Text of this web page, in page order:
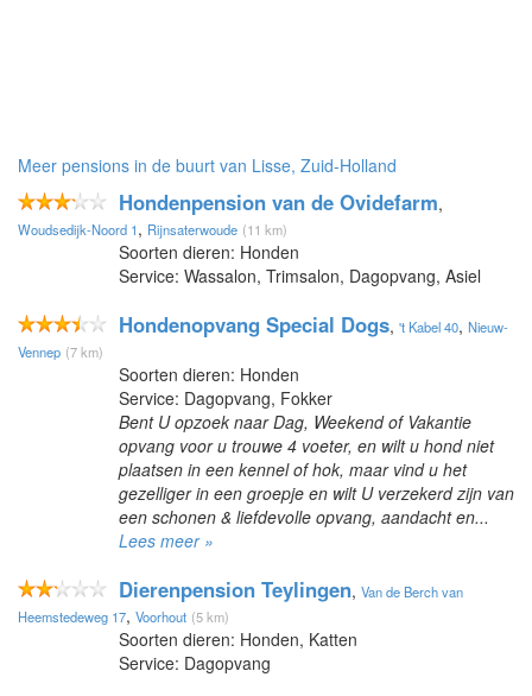
Meer pensions in de buurt van Lisse, Zuid-Holland
Hondenpension van de Ovidefarm,
Woudsedijk-Noord 1, Rijnsaterwoude (11 km)
Soorten dieren: Honden
Service: Wassalon, Trimsalon, Dagopvang, Asiel
Hondenopvang Special Dogs, 't Kabel 40, Nieuw-
Vennep (7 km)
Soorten dieren: Honden
Service: Dagopvang, Fokker
Bent U opzoek naar Dag, Weekend of Vakantie
opvang voor u trouwe 4 voeter, en wilt u hond niet
plaatsen in een kennel of hok, maar vind u het
gezelliger in een groepje en wilt U verzekerd zijn van
een schonen & liefdevolle opvang, aandacht en...
Lees meer »
Dierenpension Teylingen, Van de Berch van
Heemstedeweg 17, Voorhout (5 km)
Soorten dieren: Honden, Katten
Service: Dagopvang